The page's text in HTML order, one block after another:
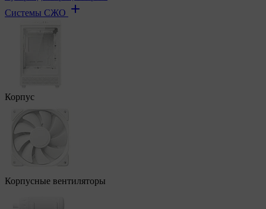
Системы СЖО
Корпус
Корпусные вентиляторы